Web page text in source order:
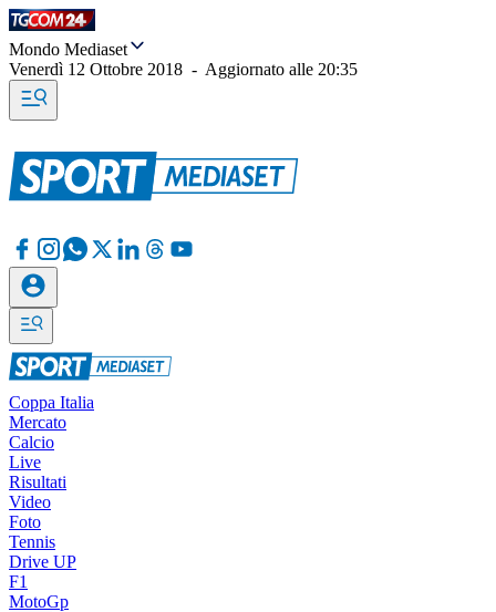
Mondo Mediaset
Venerdì 12 Ottobre 2018 - Aggiornato alle 20:35
Coppa Italia
Mercato
Calcio
Live
Risultati
Video
Foto
Tennis
Drive UP
F1
MotoGp